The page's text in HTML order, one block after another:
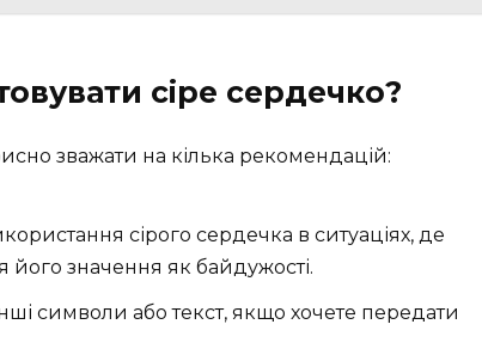
сіре сердечко?
зважати на кілька рекомендацій:
сірого сердечка в ситуаціях, де
значення як байдужості.
символи або текст, якщо хочете передати